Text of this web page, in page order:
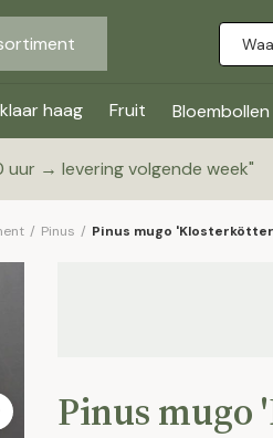
haag Fruit Bloembollen
uur → levering volgende week"
/ Pinus / Pinus mugo
Pinus mugo